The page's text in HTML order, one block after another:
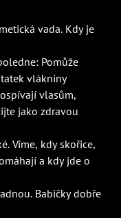
vada. Kdy je
Pomůže
vlákniny
vlasům,
jako zdravou
Víme, kdy skořice,
a kdy jde o
Babičky dobře